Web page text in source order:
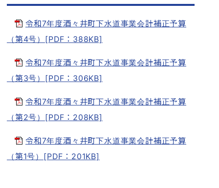
令和7年度酒々井町下水道事業会計補正予算
（第4号）[PDF：388KB]
令和7年度酒々井町下水道事業会計補正予算
（第3号）[PDF：306KB]
令和7年度酒々井町下水道事業会計補正予算
（第2号）[PDF：208KB]
令和7年度酒々井町下水道事業会計補正予算
（第1号）[PDF：201KB]